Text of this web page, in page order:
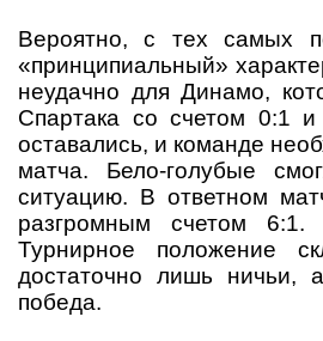
Вероятно, с тех самых
«принципиальный»
неудачно для Динамо,
Спартака со счетом 0:1
оставались, и команде
матча. Бело-голубые
ситуацию. В ответном
разгромным счетом
Турнирное положение
достаточно лишь ничьи,
победа.